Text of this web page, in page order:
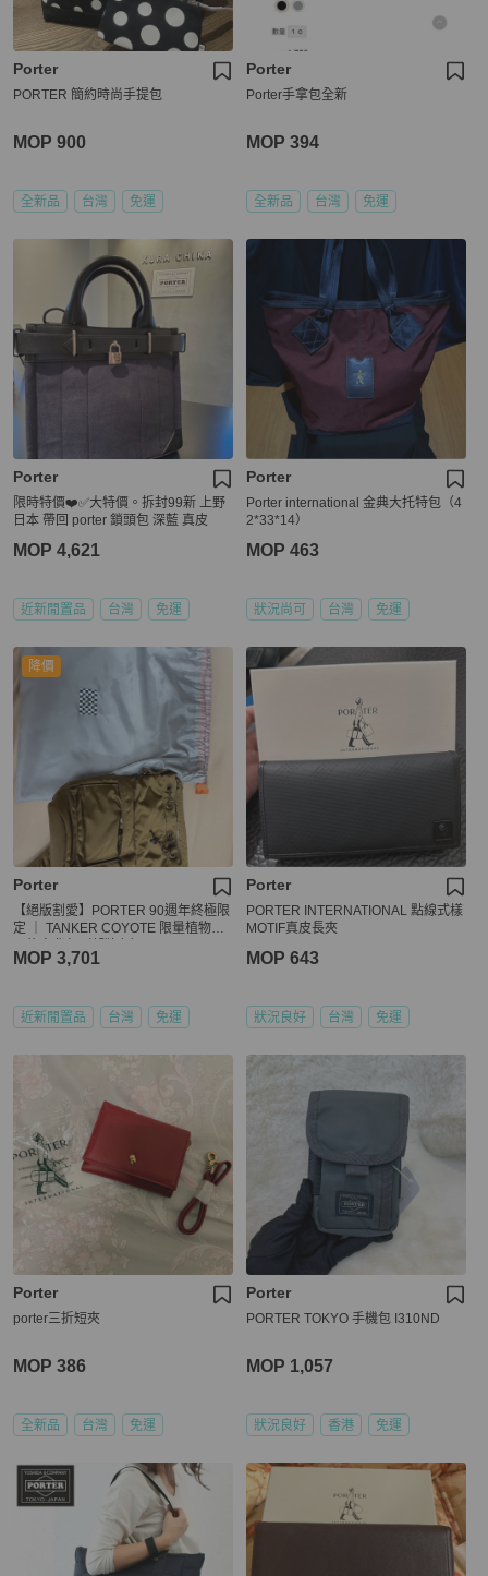
Porter
PORTER 簡約時尚手提包
MOP 900
全新品 台灣 免運
Porter
Porter手拿包全新
MOP 394
全新品 台灣 免運
Porter
限時特價❤️✅大特價。拆封99新 上野
日本 帶回 porter 鎖頭包 深藍 真皮
MOP 4,621
近新閒置品 台灣 免運
Porter
Porter international 金典大托特包（4
2*33*14）
MOP 463
狀況尚可 台灣 免運
降價
Porter
【絕版割愛】PORTER 90週年終極限
定 ｜ TANKER COYOTE 限量植物性
MOP 3,701
近新閒置品 台灣 免運
Porter
PORTER INTERNATIONAL 點線式樣
MOTIF真皮長夾
MOP 643
狀況良好 台灣 免運
Porter
porter三折短夾
MOP 386
全新品 台灣 免運
Porter
PORTER TOKYO 手機包 I310ND
MOP 1,057
狀況良好 香港 免運